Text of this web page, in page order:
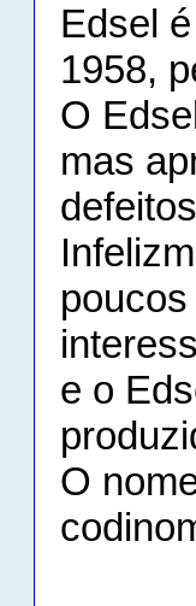
Edsel
1958,
O
mas
e o
O